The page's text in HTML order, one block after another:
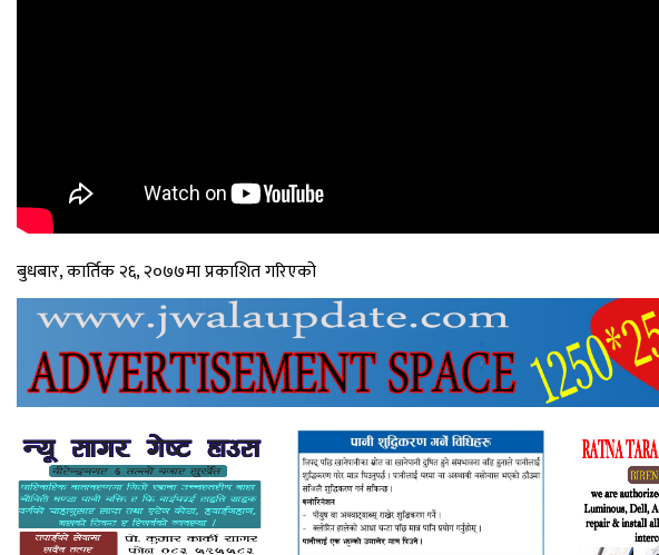
बुधबार, कार्तिक २६, २०७७मा प्रकाशित गरिएको